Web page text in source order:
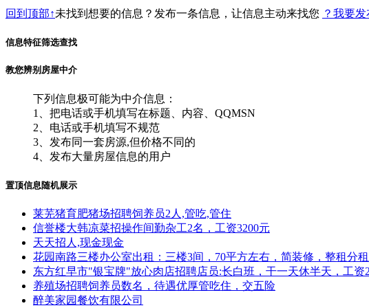
回到顶部↑未找到想要的信息？发布一条信息，让信息主动来找您 ？我要
信息特征筛选查找
教您辨别房屋中介
下列信息极可能为中介信息：
1、把电话或手机填写在标题、内容、QQMSN
2、电话或手机填写不规范
3、发布同一套房源,但价格不同的
4、发布大量房屋信息的用户
置顶信息随机展示
莱芜猪育肥猪场招聘饲养员2人,管吃,管住
信誉楼大韩凉菜招操作间勤杂工2名，工资3200元
天天招人,现金现金
花园南路三楼办公室出租：三楼3间，70平方左右，简装修，整租分
东方红早市"银宝牌"放心肉店招聘店员:长白班，干一天休半天，工资
养殖场招聘饲养员数名，待遇优厚管吃住，交五险
醉美家园餐饮有限公司